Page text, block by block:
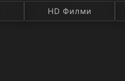
Рейтинг
HD Филми